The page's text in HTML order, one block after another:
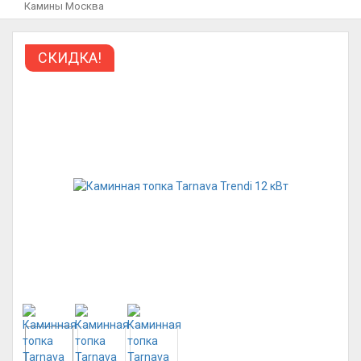
Камины Москва
СКИДКА!